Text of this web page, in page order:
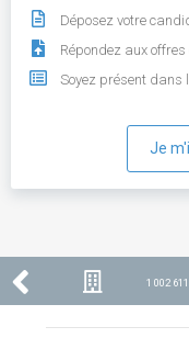
Déposez votre
Répondez aux
Soyez présent dans
Je
1 002 611